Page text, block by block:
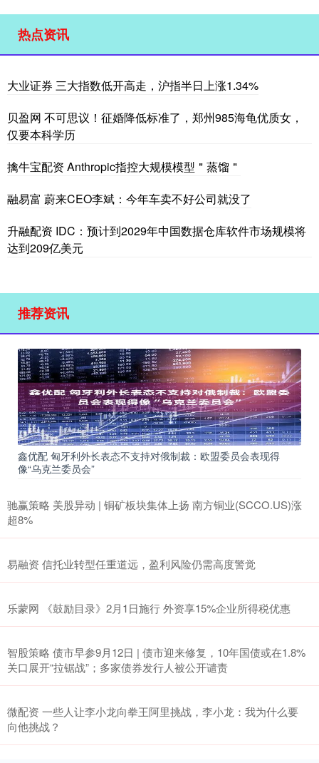
热点资讯
大业证券 三大指数低开高走，沪指半日上涨1.34%
贝盈网 不可思议！征婚降低标准了，郑州985海龟优质女，
仅要本科学历
擒牛宝配资 Anthropic指控大规模模型＂蒸馏＂
融易富 蔚来CEO李斌：今年车卖不好公司就没了
升融配资 IDC：预计到2029年中国数据仓库软件市场规模将
达到209亿美元
推荐资讯
鑫优配 匈牙利外长表态不支持对俄制裁：欧盟委员会表现得
像“乌克兰委员会”
驰赢策略 美股异动 | 铜矿板块集体上扬 南方铜业(SCCO.US)涨
超8%
易融资 信托业转型任重道远，盈利风险仍需高度警觉
乐蒙网 《鼓励目录》2月1日施行 外资享15%企业所得税优惠
智股策略 债市早参9月12日 | 债市迎来修复，10年国债或在1.8%
关口展开“拉锯战”；多家债券发行人被公开谴责
微配资 一些人让李小龙向拳王阿里挑战，李小龙：我为什么要
向他挑战？